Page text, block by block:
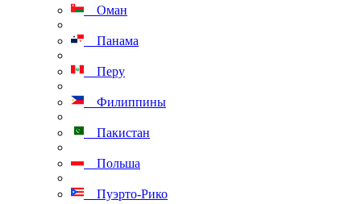
Оман
Панама
Перу
Филиппины
Пакистан
Польша
Пуэрто-Рико